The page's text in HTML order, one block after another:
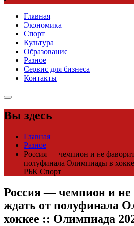
Главная
Экономика
Спорт
Культура
Образование
Разное
Сервис для бизнеса
Контакты
Вы здесь
Главная
Разное
Россия — чемпион и не
полуфинала Олимпиады в
РБК Спорт
Россия — чемпион и не
ждать от полуфинала
хоккее :: Олимпиада